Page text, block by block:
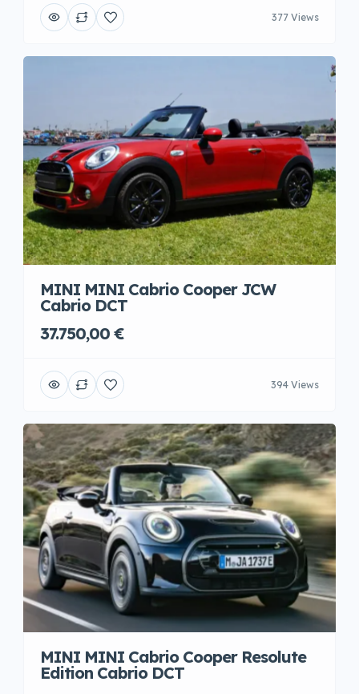
377 Views
MINI MINI Cabrio Cooper JCW
Cabrio DCT
37.750,00 €
394 Views
MINI MINI Cabrio Cooper Resolute
Edition Cabrio DCT